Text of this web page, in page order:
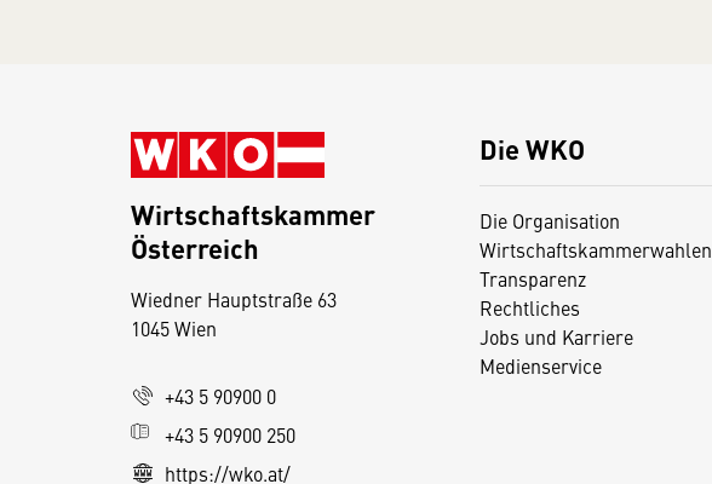
Die WKO
Die Organisation
Wirtschaftskammerwahlen
Transparenz
Rechtliches
Jobs und Karriere
Medienservice
Wirtschaftskammer
Österreich
Wiedner Hauptstraße 63
1045 Wien
+43 5 90900 0
+43 5 90900 250
https://wko.at/